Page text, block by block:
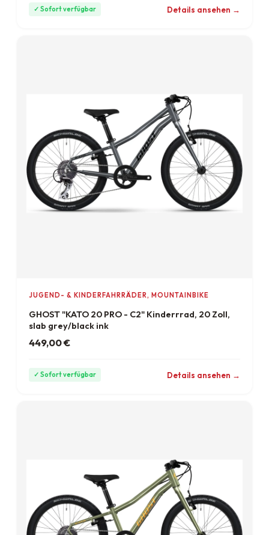
✓ Sofort verfügbar Details ansehen →
JUGEND- & KINDERFAHRRÄDER, MOUNTAINBIKE
GHOST "KATO 20 PRO - C2" Kinderrrad, 20 Zoll,
slab grey/black ink
449,00€
✓ Sofort verfügbar Details ansehen →